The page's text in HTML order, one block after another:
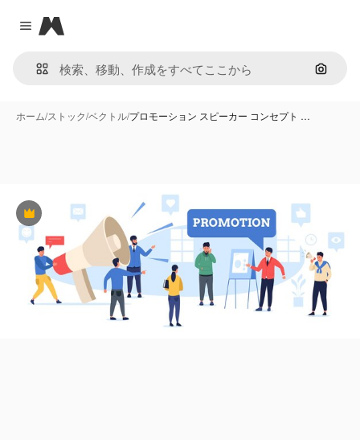
Close menu
Magnific
画像で
ホーム/ストック/ベクトル/プロモーション スピーカー コンセプト …
Premium